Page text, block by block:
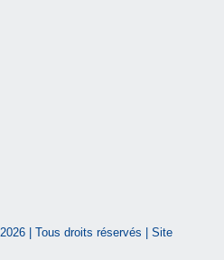
2026 | Tous droits réservés | Site